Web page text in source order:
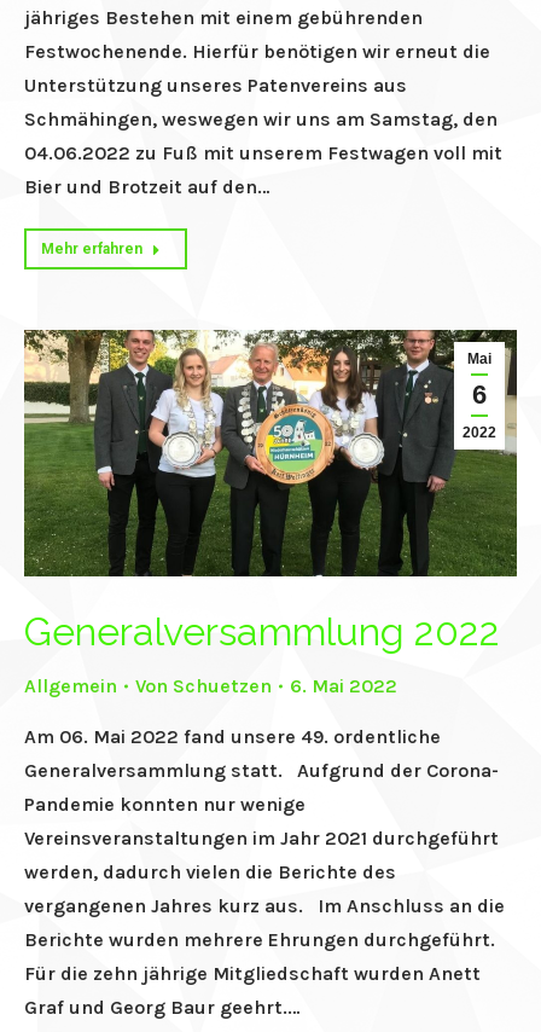
jähriges Bestehen mit einem gebührenden
Festwochenende. Hierfür benötigen wir erneut die
Unterstützung unseres Patenvereins aus
Schmähingen, weswegen wir uns am Samstag, den
04.06.2022 zu Fuß mit unserem Festwagen voll mit
Bier und Brotzeit auf den…
Mehr erfahren
Mai
6
2022
Generalversammlung 2022
Allgemein Von Schuetzen 6. Mai 2022
Am 06. Mai 2022 fand unsere 49. ordentliche
Generalversammlung statt. Aufgrund der Corona-
Pandemie konnten nur wenige
Vereinsveranstaltungen im Jahr 2021 durchgeführt
werden, dadurch vielen die Berichte des
vergangenen Jahres kurz aus. Im Anschluss an die
Berichte wurden mehrere Ehrungen durchgeführt.
Für die zehn jährige Mitgliedschaft wurden Anett
Graf und Georg Baur geehrt.…